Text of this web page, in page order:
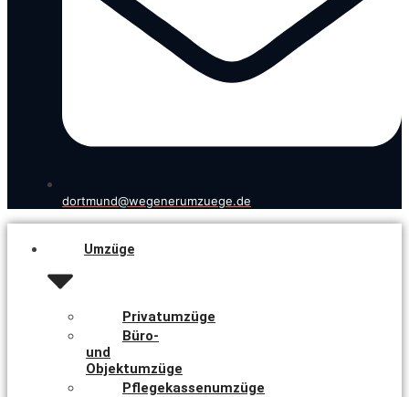
dortmund@wegenerumzuege.de
Umzüge
Privatumzüge
Büro-
und
Objektumzüge
Pflegekassenumzüge